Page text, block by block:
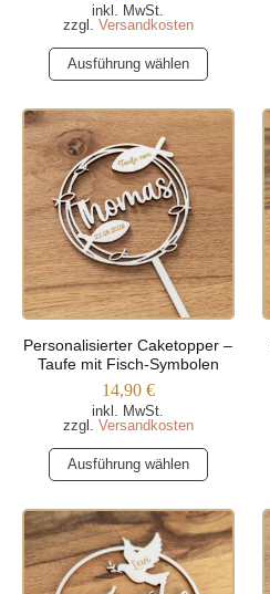
inkl. MwSt.
zzgl. Versandkosten
Ausführung wählen
Dieses
Produkt
weist
mehrere
Varianten
auf.
Die
Optionen
können
auf
der
Produktseite
gewählt
werden
Personalisierter Caketopper –
Taufe mit Fisch-Symbolen
14,90 €
inkl. MwSt.
zzgl. Versandkosten
Ausführung wählen
Dieses
Produkt
weist
mehrere
Varianten
auf.